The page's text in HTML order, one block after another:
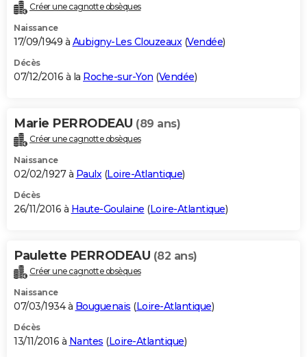
Créer une cagnotte obsèques
Naissance
17/09/1949 à Aubigny-Les Clouzeaux(Vendée)
Décès
07/12/2016 à la Roche-sur-Yon (Vendée)
Marie PERRODEAU (89 ans)
Créer une cagnotte obsèques
Naissance
02/02/1927 à Paulx(Loire-Atlantique)
Décès
26/11/2016 à Haute-Goulaine (Loire-Atlantique)
Paulette PERRODEAU (82 ans)
Créer une cagnotte obsèques
Naissance
07/03/1934 à Bouguenais (Loire-Atlantique)
Décès
13/11/2016 à Nantes (Loire-Atlantique)